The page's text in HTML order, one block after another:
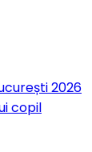
2026
copil